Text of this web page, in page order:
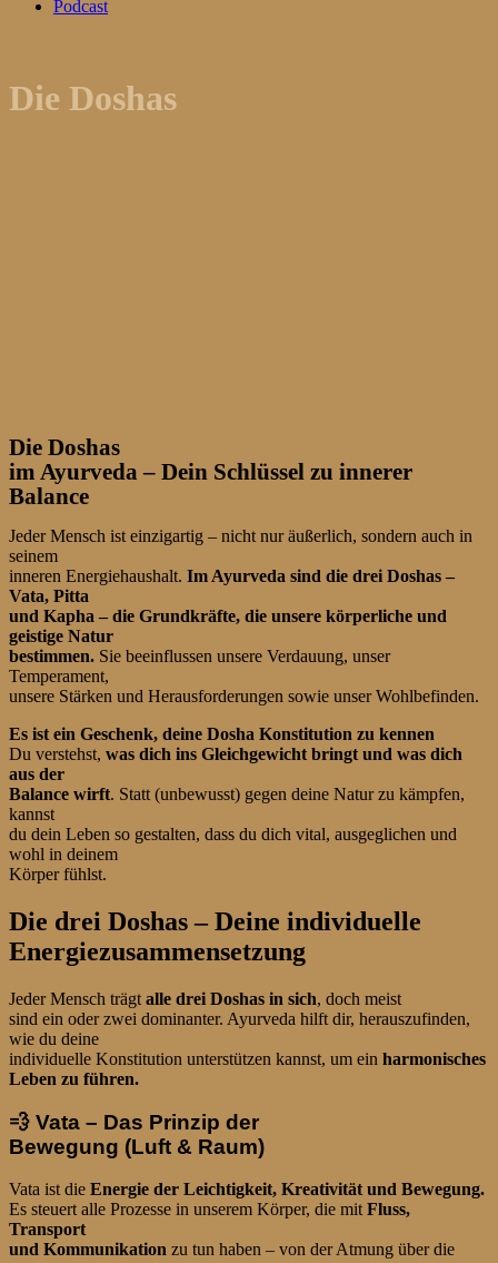
Podcast
Die Doshas
Die Doshas
im Ayurveda – Dein Schlüssel zu innerer
Balance
Jeder Mensch ist einzigartig – nicht nur äußerlich, sondern auch in
seinem
inneren Energiehaushalt. Im Ayurveda sind die drei Doshas –
Vata, Pitta
und Kapha – die Grundkräfte, die unsere körperliche und
geistige Natur
bestimmen. Sie beeinflussen unsere Verdauung, unser
Temperament,
unsere Stärken und Herausforderungen sowie unser Wohlbefinden.
Es ist ein Geschenk, deine Dosha Konstitution zu kennen
Du verstehst, was dich ins Gleichgewicht bringt und was dich
aus der
Balance wirft. Statt (unbewusst) gegen deine Natur zu kämpfen,
kannst
du dein Leben so gestalten, dass du dich vital, ausgeglichen und
wohl in deinem
Körper fühlst.
Die drei Doshas – Deine individuelle
Energiezusammensetzung
Jeder Mensch trägt alle drei Doshas in sich, doch meist
sind ein oder zwei dominanter. Ayurveda hilft dir, herauszufinden,
wie du deine
individuelle Konstitution unterstützen kannst, um ein harmonisches
Leben zu führen.
💨 Vata – Das Prinzip der
Bewegung (Luft & Raum)
Vata ist die Energie der Leichtigkeit, Kreativität und Bewegung.
Es steuert alle Prozesse in unserem Körper, die mit Fluss,
Transport
und Kommunikation zu tun haben – von der Atmung über die